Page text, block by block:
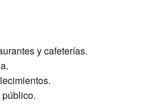
y cafeterías.